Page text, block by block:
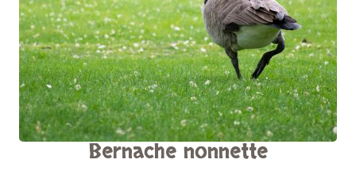
Bernache nonnette